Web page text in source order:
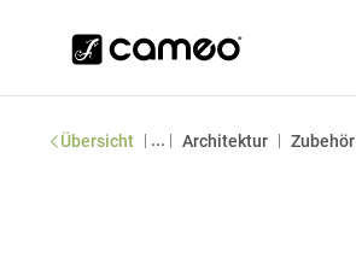
Übersicht | ... | Architektur | Zubehör